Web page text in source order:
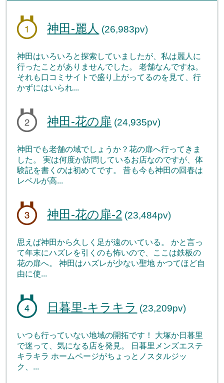
神田-麗人 (26,983pv)
神田はいろいろと探索していましたが、私は麗人に
行ったことがありませんでした。 老舗なんですね。
それも口コミサイトで盛り上がってるのを見て、行
かずにはいられ...
神田-花の扉 (24,935pv)
神田でも老舗の域でしょうか？花の扉へ行ってきま
した。 実は何度か訪問しているお店なのですが、体
験記を書くのは初めてです。 昔も今も神田の回春は
レベルが高...
神田-花の扉-2 (23,484pv)
思えば神田から久しく足が遠のいている。 かと言っ
て年末にハズレを引くのも怖いので、ここは鉄板の
花の扉へ。 神田はハズレが少ない聖地 かつてほど自
由に使...
日暮里-キラキラ (23,209pv)
いつも行っていない地域の開拓です！ 大塚か日暮里
で迷って、気になる店を発見。 日暮里メンズエステ
キラキラ ホームページがちょっとノスタルジッ
ク、...